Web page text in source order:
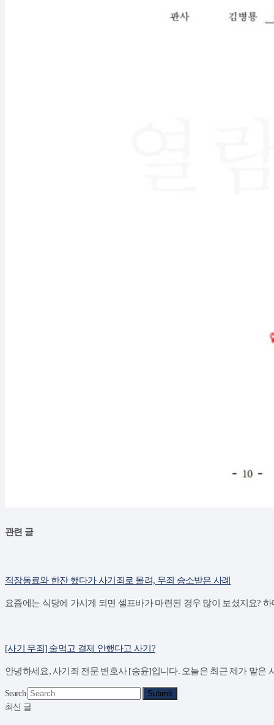
관련 글
직장동료와 한잔 했다가 사기죄로 몰려, 무죄 승소받은 사례
요즘에는 식당에 가시게 되면 셀프바가 마련된 경우 많이 보셨지요?
[사기 무죄] 술먹고 결제 안했다고 사기?
안녕하세요, 사기죄 전문 변호사 [송윤]입니다. 오늘은 최근 제가 맡은
Search
Submit
최신 글